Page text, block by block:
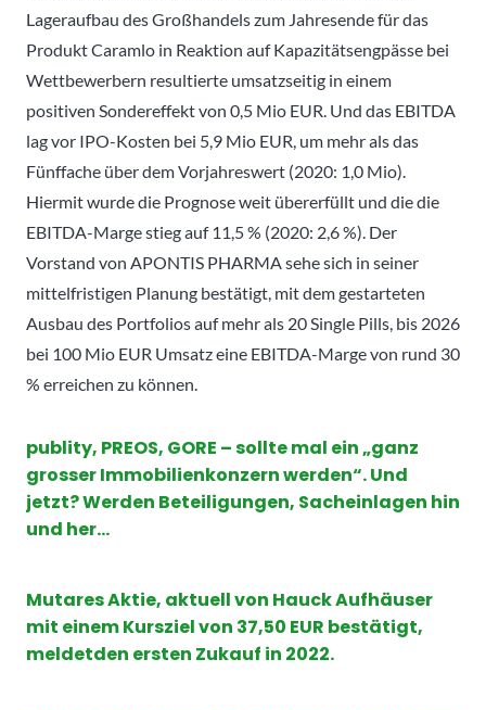
Lageraufbau des Großhandels zum Jahresende für das
Produkt Caramlo in Reaktion auf Kapazitätsengpässe bei
Wettbewerbern resultierte umsatzseitig in einem
positiven Sondereffekt von 0,5 Mio EUR. Und das EBITDA
lag vor IPO-Kosten bei 5,9 Mio EUR, um mehr als das
Fünffache über dem Vorjahreswert (2020: 1,0 Mio).
Hiermit wurde die Prognose weit übererfüllt und die die
EBITDA-Marge stieg auf 11,5 % (2020: 2,6 %). Der
Vorstand von APONTIS PHARMA sehe sich in seiner
mittelfristigen Planung bestätigt, mit dem gestarteten
Ausbau des Portfolios auf mehr als 20 Single Pills, bis 2026
bei 100 Mio EUR Umsatz eine EBITDA-Marge von rund 30
% erreichen zu können.
publity, PREOS, GORE – sollte mal ein „ganz
grosser Immobilienkonzern werden“. Und
jetzt? Werden Beteiligungen, Sacheinlagen hin
und her…
Mutares Aktie, aktuell von Hauck Aufhäuser
mit einem Kursziel von 37,50 EUR bestätigt,
meldetden ersten Zukauf in 2022.